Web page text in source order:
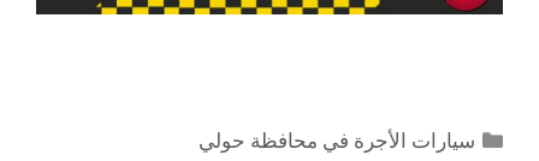
التصنيفات
سيارات الأجرة في محافظة حولي